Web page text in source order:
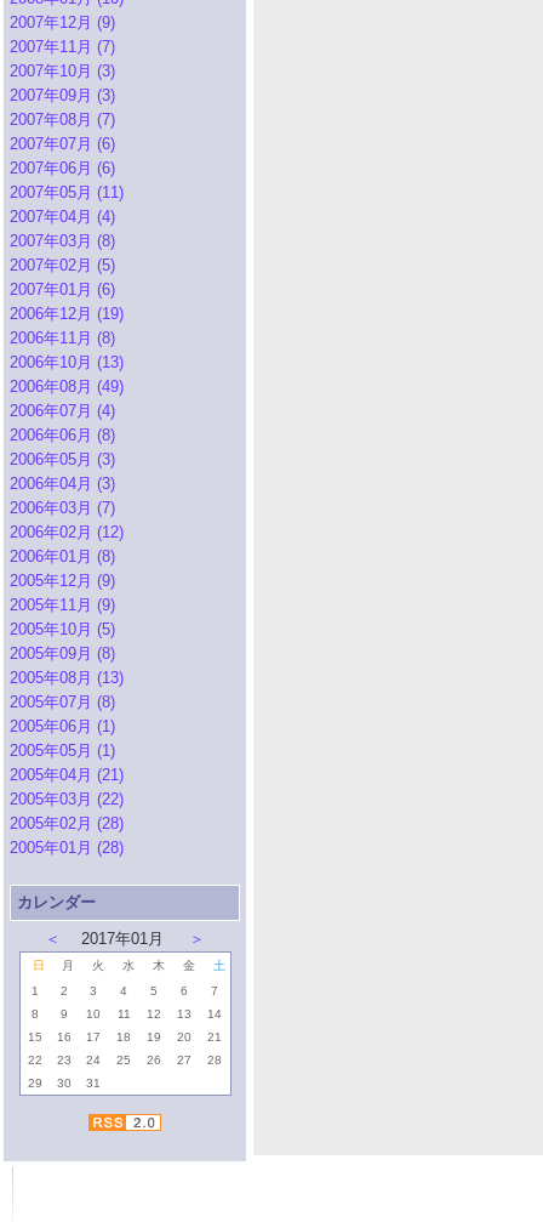
2007年12月 (9)
2007年11月 (7)
2007年10月 (3)
2007年09月 (3)
2007年08月 (7)
2007年07月 (6)
2007年06月 (6)
2007年05月 (11)
2007年04月 (4)
2007年03月 (8)
2007年02月 (5)
2007年01月 (6)
2006年12月 (19)
2006年11月 (8)
2006年10月 (13)
2006年08月 (49)
2006年07月 (4)
2006年06月 (8)
2006年05月 (3)
2006年04月 (3)
2006年03月 (7)
2006年02月 (12)
2006年01月 (8)
2005年12月 (9)
2005年11月 (9)
2005年10月 (5)
2005年09月 (8)
2005年08月 (13)
2005年07月 (8)
2005年06月 (1)
2005年05月 (1)
2005年04月 (21)
2005年03月 (22)
2005年02月 (28)
2005年01月 (28)
カレンダー
＜
2017年01月 ＞
日 月 火 水 木 金
土
1
2 3 4 5 6
7
8
9 10 11 12 13
14
15
16 17 18 19 20
21
22
23 24 25 26 27
28
29
30 31